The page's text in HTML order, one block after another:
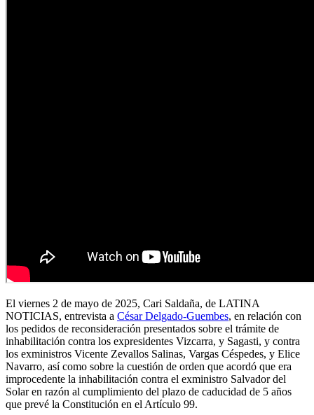
El viernes 2 de mayo de 2025, Cari Saldaña, de LATINA
NOTICIAS, entrevista a César Delgado-Guembes, en relación con
los pedidos de reconsideración presentados sobre el trámite de
inhabilitación contra los expresidentes Vizcarra, y Sagasti, y contra
los exministros Vicente Zevallos Salinas, Vargas Céspedes, y Elice
Navarro, así como sobre la cuestión de orden que acordó que era
improcedente la inhabilitación contra el exministro Salvador del
Solar en razón al cumplimiento del plazo de caducidad de 5 años
que prevé la Constitución en el Artículo 99.